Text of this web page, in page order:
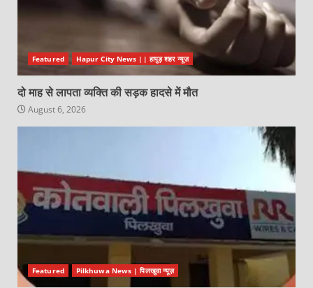
Featured Hapur City News || हापुड़ शहर न्यूज़
दो माह से लापता व्यक्ति की सड़क हादसे में मौत
August 6, 2026
Featured Pilkhuwa News | पिलखुवा न्यूज़